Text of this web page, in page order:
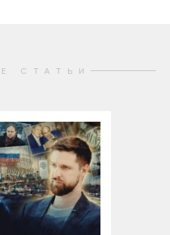
СТАТЬИ